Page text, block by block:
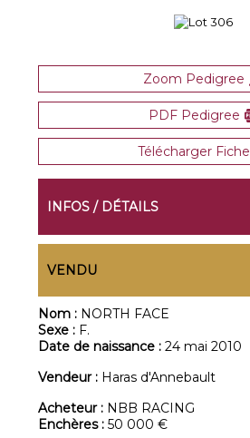
Zoom Pedigree
PDF Pedigree
Télécharger Fiche
INFOS / DÉTAILS
VENDU
Nom : NORTH FACE
Sexe : F.
Date de naissance :24 mai 2010
Vendeur : Haras d'Annebault
Acheteur : NBB RACING
Enchères :50 000 €